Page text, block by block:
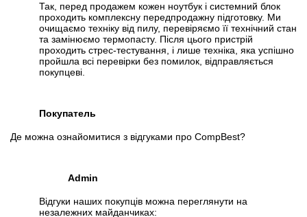
Так, перед продажем кожен ноутбук і системний блок
проходить комплексну передпродажну підготовку. Ми
очищаємо техніку від пилу, перевіряємо її технічний стан
та замінюємо термопасту. Після цього пристрій
проходить стрес-тестування, і лише техніка, яка успішно
пройшла всі перевірки без помилок, відправляється
покупцеві.
Покупатель
Де можна ознайомитися з відгуками про CompBest?
Admin
Відгуки наших покупців можна переглянути на
незалежних майданчиках: